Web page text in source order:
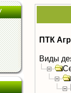
ПТК
Виды